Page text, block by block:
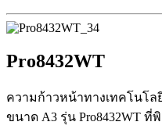
Pro8432WT
ความก้าวหน้าทางเทคโนโ
ขนาด A3 รุ่น Pro8432WT